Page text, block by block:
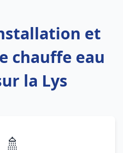
et
chauffe eau
la Lys
🚿